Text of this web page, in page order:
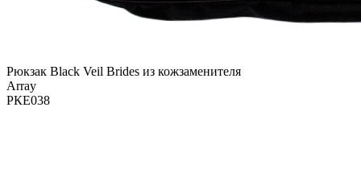
Рюкзак Black Veil Brides из кожзаменителя
Array
РКЕ038